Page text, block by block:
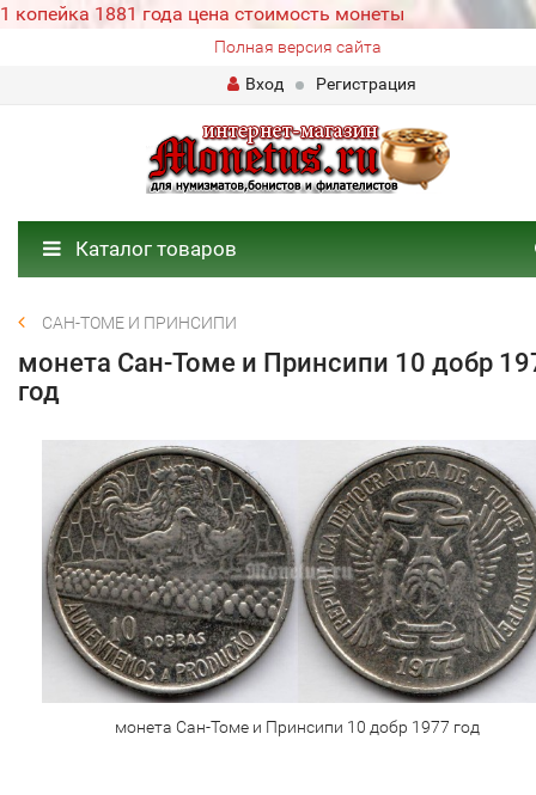
1 копейка 1881 года цена стоимость монеты
Полная версия сайта
Вход
Регистрация
Каталог товаров
САН-ТОМЕ И ПРИНСИПИ
монета Сан-Томе и Принсипи 10 добр
год
монета Сан-Томе и Принсипи 10 добр 1977 год